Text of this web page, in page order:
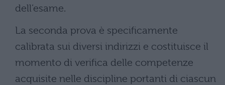
dell’esame.
La seconda prova è specificamente
calibrata sui diversi indirizzi e costituisce il
momento di verifica delle competenze
acquisite nelle discipline portanti di ciascun